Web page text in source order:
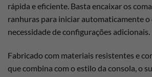
rápida e eficiente. Basta encaixar os
ranhuras para iniciar automaticamente o
necessidade de configurações adicionais.
Fabricado com materiais resistentes e
que combina com o estilo da consola, o